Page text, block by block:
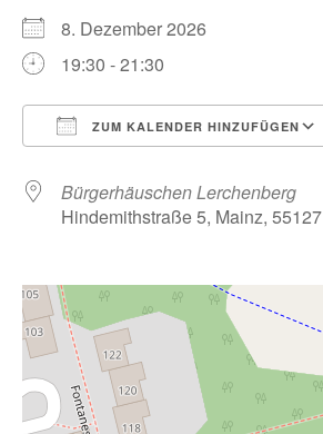
8. Dezember 2026
19:30 - 21:30
ZUM KALENDER HINZUFÜGEN
Bürgerhäuschen Lerchenberg
Hindemithstraße 5, Mainz, 55127